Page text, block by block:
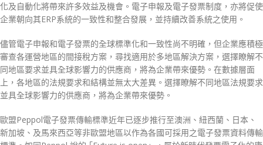
化及自動化將帶來許多效益及機會。電子申報及電子發票制度，亦將促使
企業朝向其ERP系統的一致性和整合發展，並持續改善系統之使用。
儘管電子申報和電子發票的全球標準化和一致性尚不明確，但企業應積極
審查各運營地區的間接稅方案，尋找適用於多地區解決方案，選擇瞭解不
同地區要求並具全球影響力的供應商，將為企業帶來優勢。在數據層面
上，各地區的法規要求和結構並無太大差異。選擇瞭解不同地區法規要求
並具全球影響力的供應商，將為企業帶來優勢。
歐盟Peppol電子發票傳輸標準近年已逐步推行至澳洲、紐西蘭、日本、
新加坡、及馬來西亞等非歐盟地區以作為各國可採用之電子發票資料傳輸